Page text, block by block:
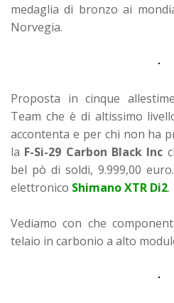
medaglia di bronzo ai
Norvegia.
Proposta in cinque
Team che è di altissimo
accontenta e per chi non ha
la F-Si-29 Carbon Black Inc
bel pò di soldi, 9.999,00
elettronico Shimano XTR Di2.
Vediamo con che
telaio in carbonio a alto